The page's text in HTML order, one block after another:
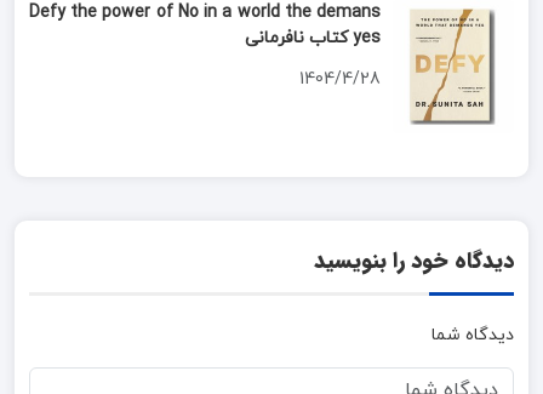
Defy the power of No in a world the demans
yes کتاب نافرمانی
1404/4/28
دیدگاه خود را بنویسید
دیدگاه شما